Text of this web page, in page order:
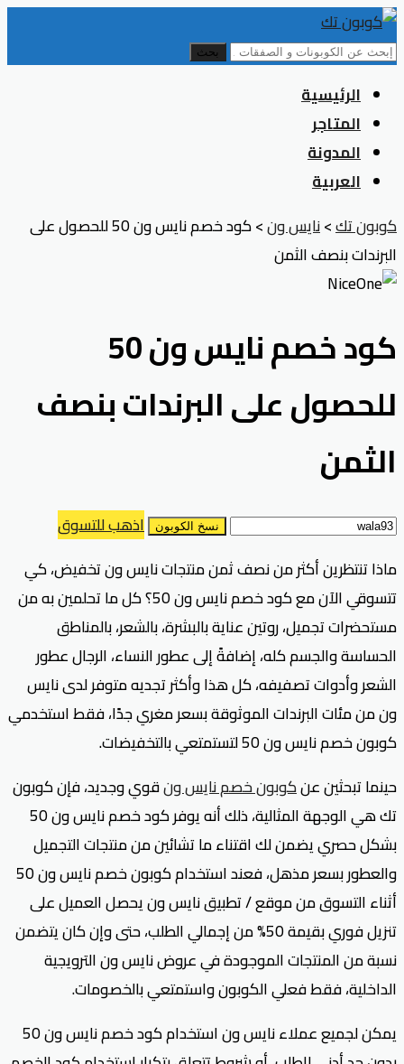
بحث
Skip
content
الرئيسية
المتاجر
المدونة
العربية
كوبون تك>نايس ون>
كود خصم نايس ون 50 للحصول على
البرندات بنصف الثمن
كود خصم نايس ون 50
للحصول على البرندات بنصف
الثمن
نسخ الكوبون
اذهب للتسوق
ماذا تنتظرين أكثر من نصف ثمن منتجات نايس ون تخفيض، كي
تتسوقي الآن مع كود خصم نايس ون 50؟ كل ما تحلمين به من
مستحضرات تجميل، روتين عناية بالبشرة، بالشعر، بالمناطق
الحساسة والجسم كله، إضافةً إلى عطور النساء، الرجال عطور
الشعر وأدوات تصفيفه، كل هذا وأكثر تجديه متوفر لدى نايس
ون من مئات البرندات الموثوقة بسعر مغري جدًا، فقط استخدمي
كوبون خصم نايس ون 50 لتستمتعي بالتخفيضات.
حينما تبحثين عنكوبون خصم نايس ونقوي وجديد، فإن كوبون
تك هي الوجهة المثالية، ذلك أنه يوفر كود خصم نايس ون 50
بشكل حصري يضمن لك اقتناء ما تشائين من منتجات التجميل
والعطور بسعر مذهل، فعند استخدام كوبون خصم نايس ون 50
أثناء التسوق من موقع / تطبيق نايس ون يحصل العميل على
تنزيل فوري بقيمة 50% من إجمالي الطلب، حتى وإن كان يتضمن
نسبة من المنتجات الموجودة في عروض نايس ون الترويجية
الداخلية، فقط فعلي الكوبون واستمتعي بالخصومات.
يمكن لجميع عملاء نايس ون استخدام كود خصم نايس ون 50